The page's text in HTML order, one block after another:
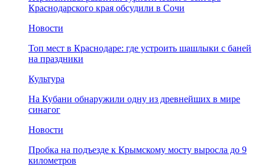
Краснодарского края обсудили в Сочи
Новости
Топ мест в Краснодаре: где устроить шашлыки с баней
на праздники
Культура
На Кубани обнаружили одну из древнейших в мире
синагог
Новости
Пробка на подъезде к Крымскому мосту выросла до 9
километров